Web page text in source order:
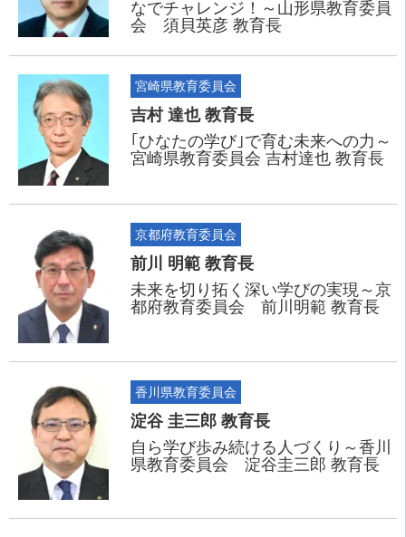
なでチャレンジ！～山形県教育委員
会 須貝英彦 教育長
宮崎県教育委員会
吉村 達也 教育長
｢ひなたの学び｣で育む未来への力～
宮崎県教育委員会 吉村達也 教育長
京都府教育委員会
前川 明範 教育長
未来を切り拓く深い学びの実現～京
都府教育委員会 前川明範 教育長
香川県教育委員会
淀谷 圭三郎 教育長
自ら学び歩み続ける人づくり～香川
県教育委員会 淀谷圭三郎 教育長